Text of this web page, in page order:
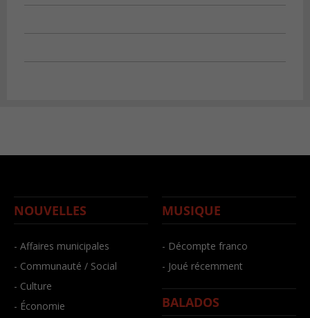
NOUVELLES
- Affaires municipales
- Communauté / Social
- Culture
- Économie
MUSIQUE
- Décompte franco
- Joué récemment
BALADOS